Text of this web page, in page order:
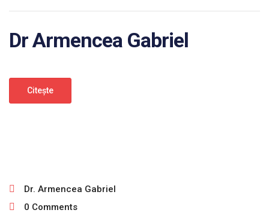
Dr Armencea Gabriel
Citeşte
Dr. Armencea Gabriel
0 Comments